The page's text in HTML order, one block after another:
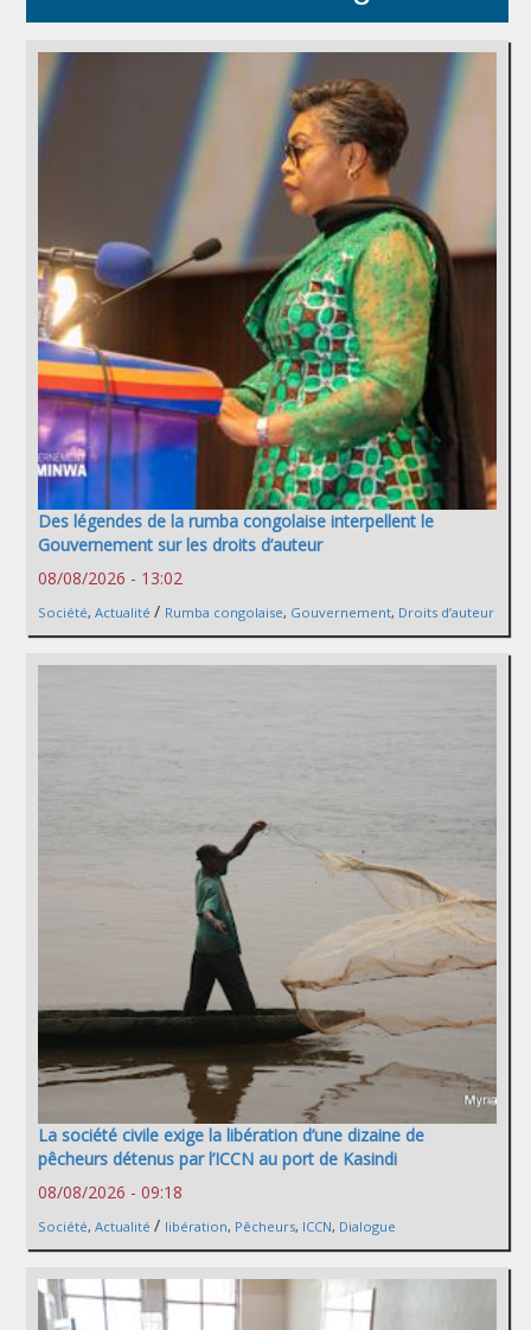
Des légendes de la rumba congolaise interpellent le
Gouvernement sur les droits d’auteur
08/08/2026 - 13:02
Société, Actualité / Rumba congolaise, Gouvernement, Droits d’auteur
La société civile exige la libération d’une dizaine de
pêcheurs détenus par l’ICCN au port de Kasindi
08/08/2026 - 09:18
Société, Actualité / libération, Pêcheurs, ICCN, Dialogue